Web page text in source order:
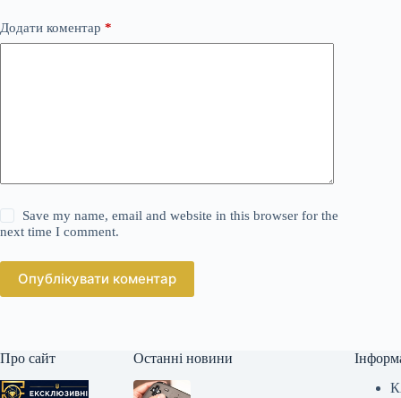
Додати коментар *
Save my name, email and website in this browser for the
next time I comment.
Опублікувати коментар
Про сайт Останні новини